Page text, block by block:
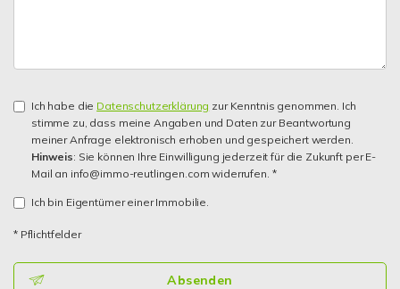
Ich habe die Datenschutzerklärung zur Kenntnis genommen. Ich
stimme zu, dass meine Angaben und Daten zur Beantwortung
meiner Anfrage elektronisch erhoben und gespeichert werden.
Hinweis: Sie können Ihre Einwilligung jederzeit für die Zukunft per E-
Mail an info@immo-reutlingen.com widerrufen. *
Ich bin Eigentümer einer Immobilie.
* Pflichtfelder
Absenden